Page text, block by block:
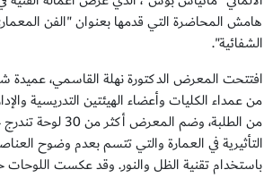
هامش المحاضرة التي قدمها بعنوان "الفن
الشفائية".
افتتحت المعرض الدكتورة نهلة القاسمي، عميدة
من عمداء الكليات وأعضاء الهيئتين التدريسية
من الطلبة، وضم
التأثيرية في العمارة والتي تتسم بعدم وضوح
باستخدام تقنية الظل والنور. وقد عكست اللوحات